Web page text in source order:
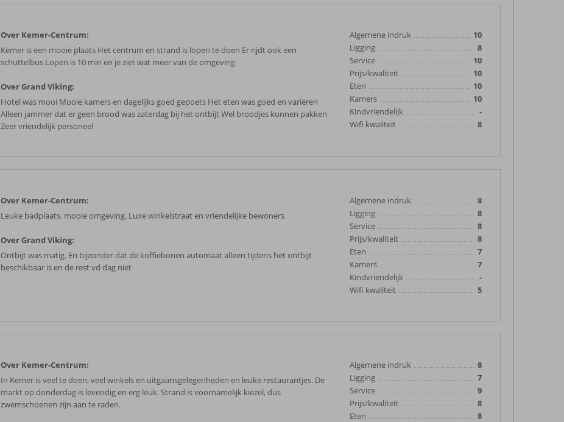
Over Kemer-Centrum:
Kemer is een mooie plaats Het centrum en strand is lopen te doen Er rijdt ook een
schuttelbus Lopen is 10 min en je ziet wat meer van de omgeving
Over Grand Viking:
Hotel was mooi Mooie kamers en dagelijks goed gepoets Het eten was goed en variëren
Alleen jammer dat er geen brood was zaterdag bij het ontbijt Wel broodjes kunnen pakken
Zeer vriendelijk personeel
Algemene indruk
10
Ligging
8
Service
10
Prijs/kwaliteit
10
Eten
10
Kamers
10
Kindvriendelijk
-
Wifi kwaliteit
8
Over Kemer-Centrum:
Leuke badplaats, mooie omgeving. Luxe winkelstraat en vriendelijke bewoners
Over Grand Viking:
Ontbijt was matig. En bijzonder dat de koffiebonen automaat alleen tijdens het ontbijt
beschikbaar is en de rest vd dag niet
Algemene indruk
8
Ligging
8
Service
8
Prijs/kwaliteit
8
Eten
7
Kamers
7
Kindvriendelijk
-
Wifi kwaliteit
5
Over Kemer-Centrum:
In Kemer is veel te doen, veel winkels en uitgaansgelegenheden en leuke restaurantjes. De
markt op donderdag is levendig en erg leuk. Strand is voornamelijk kiezel, dus
zwemschoenen zijn aan te raden.
Algemene indruk
8
Ligging
7
Service
9
Prijs/kwaliteit
8
Eten
8